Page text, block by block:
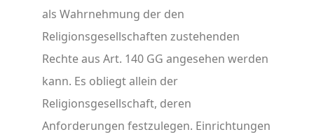
als Wahrnehmung der den
Religionsgesellschaften zustehenden
Rechte aus Art. 140 GG angesehen werden
kann. Es obliegt allein der
Religionsgesellschaft, deren
Anforderungen festzulegen. Einrichtungen